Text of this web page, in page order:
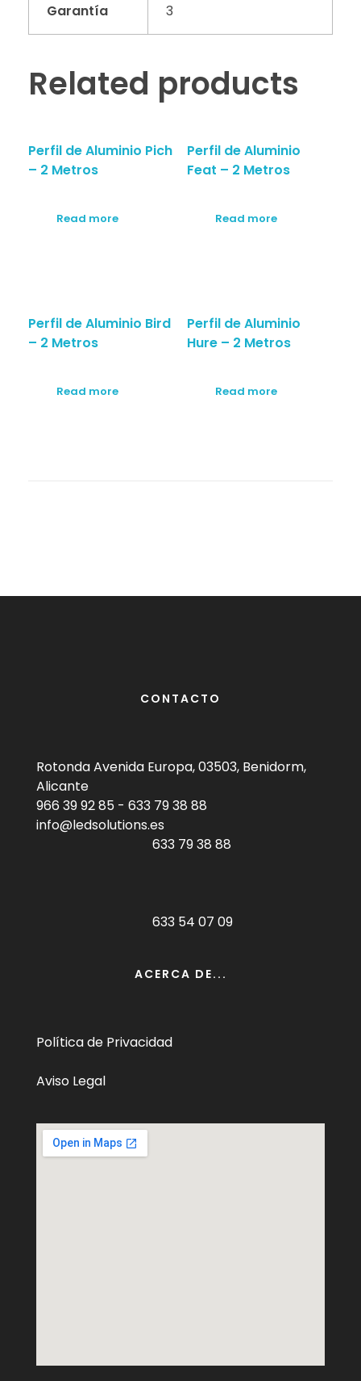
Garantía 3
Related products
Perfil de Aluminio Pich
– 2 Metros
Read more
Perfil de Aluminio
Feat – 2 Metros
Read more
Perfil de Aluminio Bird
– 2 Metros
Read more
Perfil de Aluminio
Hure – 2 Metros
Read more
CONTACTO
Rotonda Avenida Europa, 03503, Benidorm,
Alicante
966 39 92 85 - 633 79 38 88
info@ledsolutions.es
633 79 38 88
633 54 07 09
ACERCA DE...
Política de Privacidad
Aviso Legal